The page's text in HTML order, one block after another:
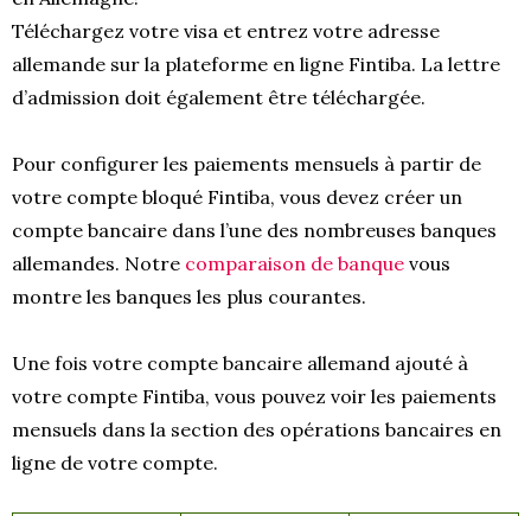
Téléchargez votre visa et entrez votre adresse
allemande sur la plateforme en ligne Fintiba. La lettre
d’admission doit également être téléchargée.
Pour configurer les paiements mensuels à partir de
votre compte bloqué Fintiba, vous devez créer un
compte bancaire dans l’une des nombreuses banques
allemandes. Notre comparaison de banque vous
montre les banques les plus courantes.
Une fois votre compte bancaire allemand ajouté à
votre compte Fintiba, vous pouvez voir les paiements
mensuels dans la section des opérations bancaires en
ligne de votre compte.